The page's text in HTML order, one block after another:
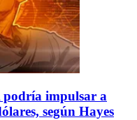
impulsar a
según Hayes